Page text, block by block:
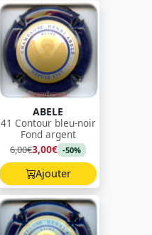
ABELE
41 Contour bleu-noir
Fond argent
6,00€3,00€ -50%
Ajouter